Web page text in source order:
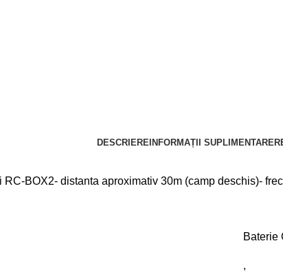
DESCRIEREINFORMAȚII SUPLIMENTARE
BOX2- distanta aproximativ 30m (camp deschis)-
Baterie
,